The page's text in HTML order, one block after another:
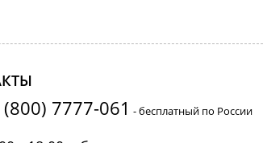
7777-061 - бесплатный по России